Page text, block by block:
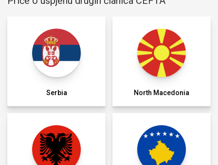
Serbia North Macedonia